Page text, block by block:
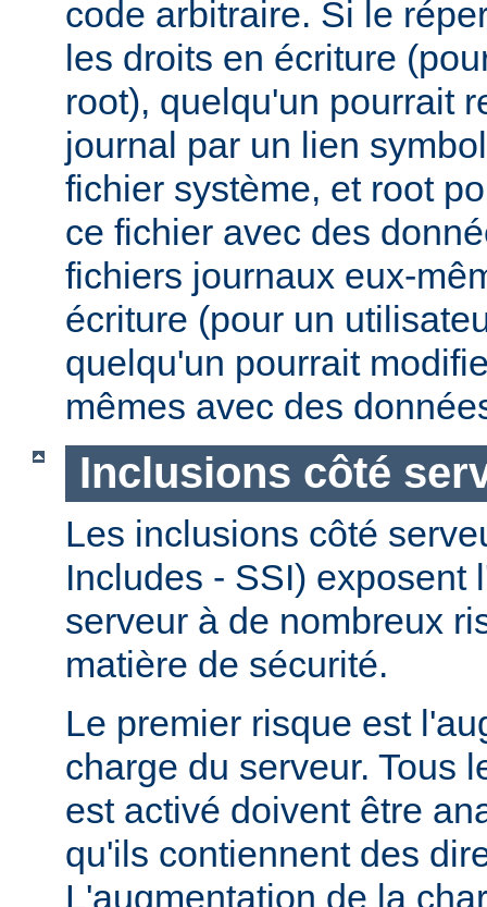
code arbitraire. Si le
les droits en écriture
root), quelqu'un pourrait
journal par un lien
fichier système, et root
ce fichier avec des
fichiers journaux eux-
écriture (pour un
quelqu'un pourrait
mêmes avec des
Inclusions côté
Les inclusions côté
Includes - SSI) exposent
serveur à de nombreux
matière de sécurité.
Le premier risque est
charge du serveur. Tous
est activé doivent être
qu'ils contiennent des
L'augmentation de la